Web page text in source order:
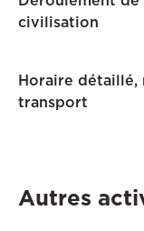
civilisation
Horaire
transport
Autres